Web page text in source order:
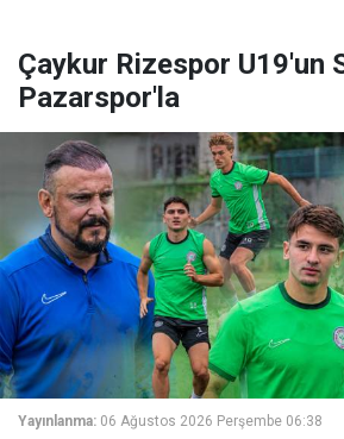
Çaykur Rizespor U19'un
Pazarspor'la
Yayınlanma: 06 Ağustos 2026 Perşembe 06:38